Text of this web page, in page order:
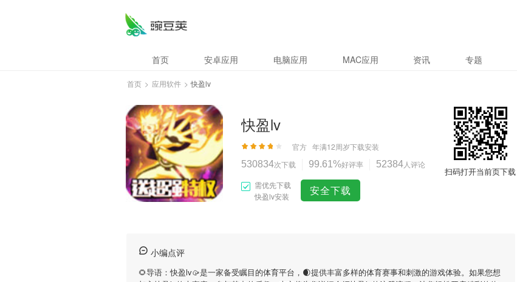
首页 安卓应用 电脑应用 MAC应用 资讯 专题
首页 > 应用软件 > 快盈lv
快盈lv
官方 年满12周岁下载安装
530834次下载 99.61%好评率 52384人评论
需优先下载
快盈lv安装
安全下载
扫码打开当前页下载
小编点评
🌻导语：快盈lv🥠是一家备受瞩目的体育平台，🌒提供丰富多样的体育赛事和刺激的游戏体验。如果您想